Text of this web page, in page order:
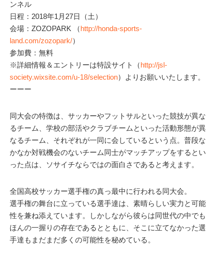
ンネル
日程：2018年1月27日（土）
会場：ZOZOPARK （http://honda-sports-
land.com/zozopark/）
参加費：無料
※詳細情報＆エントリーは特設サイト（http://jsl-
society.wixsite.com/u-18/selection）よりお願いいたします。
ーーー
同大会の特徴は、サッカーやフットサルといった競技が異な
るチーム、学校の部活やクラブチームといった活動形態が異
なるチーム、それぞれが一同に会しているという点。普段な
かなか対戦機会のないチーム同士がマッチアップをするとい
った点は、ソサイチならではの面白さであると考えます。
全国高校サッカー選手権の真っ最中に行われる同大会。
選手権の舞台に立っている選手達は、素晴らしい実力と可能
性を兼ね添えています。しかしながら彼らは同世代の中でも
ほんの一握りの存在であるとともに、そこに立てなかった選
手達もまだまだ多くの可能性を秘めている。